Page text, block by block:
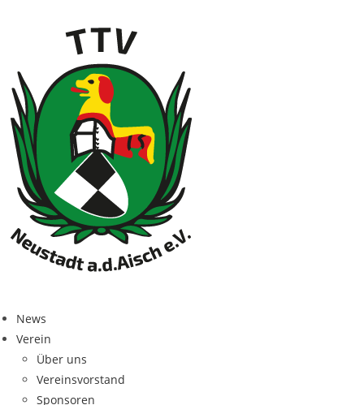
News
Ver­ein
Über uns
Ver­eins­vor­stand
Spon­so­ren